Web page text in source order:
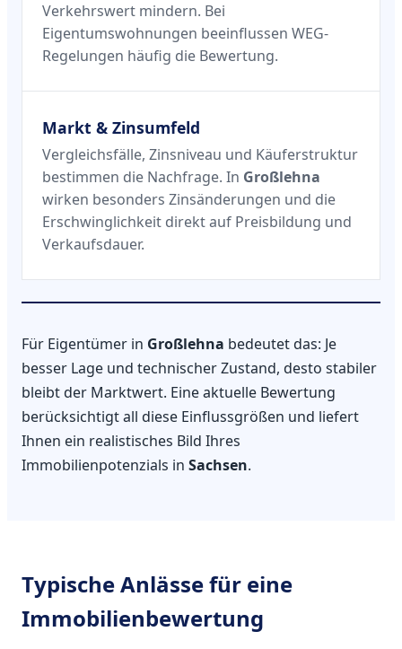
Verkehrswert mindern. Bei
Eigentumswohnungen beeinflussen WEG-
Regelungen häufig die Bewertung.
Markt & Zinsumfeld
Vergleichsfälle, Zinsniveau und Käuferstruktur
bestimmen die Nachfrage. In Großlehna
wirken besonders Zinsänderungen und die
Erschwinglichkeit direkt auf Preisbildung und
Verkaufsdauer.
Für Eigentümer in Großlehna bedeutet das: Je
besser Lage und technischer Zustand, desto stabiler
bleibt der Marktwert. Eine aktuelle Bewertung
berücksichtigt all diese Einflussgrößen und liefert
Ihnen ein realistisches Bild Ihres
Immobilienpotenzials in Sachsen.
Typische Anlässe für eine
Immobilienbewertung